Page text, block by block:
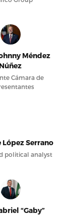
Méndez
Núñez
Cámara de
López Serrano
political analyst
“Gaby”